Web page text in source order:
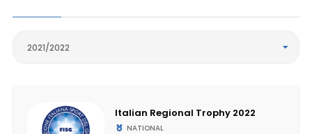
2021/2022
Italian Regional Trophy 2022
NATIONAL